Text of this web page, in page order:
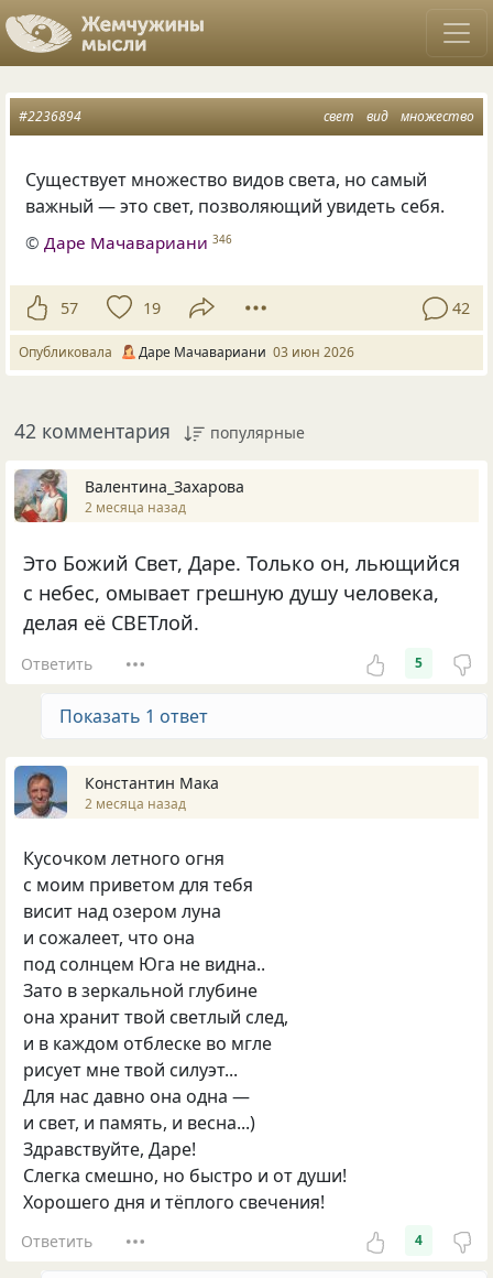
свет вид множество
#2236894
Существует множество видов света, но самый
важный — это свет, позволяющий увидеть себя.
© Даре Мачавариани 346
57 19 42
Опубликовала Даре Мачавариани 03 июн 2026
42 комментария популярные
Валентина_Захарова
2 месяца назад
Это Божий Свет, Даре. Только он, льющийся
с небес, омывает грешную душу человека,
делая её СВЕТлой.
Ответить 5
Показать 1 ответ
Константин Мака
2 месяца назад
Кусочком летного огня
с моим приветом для тебя
висит над озером луна
и сожалеет, что она
под солнцем Юга не видна..
Зато в зеркальной глубине
она хранит твой светлый след,
и в каждом отблеске во мгле
рисует мне твой силуэт...
Для нас давно она одна —
и свет, и память, и весна...)
Здравствуйте, Даре!
Слегка смешно, но быстро и от души!
Хорошего дня и тёплого свечения!
Ответить 4